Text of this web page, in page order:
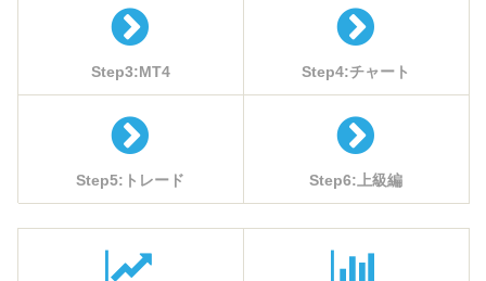
Step3:MT4 Step4:チャート
Step5:トレード Step6:上級編